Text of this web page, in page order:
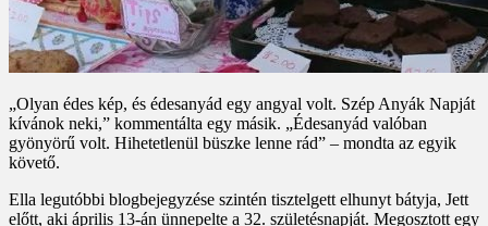
„Olyan édes kép, és édesanyád egy angyal volt. Szép Anyák Napját
kívánok neki,” kommentálta egy másik. „Édesanyád valóban
gyönyörű volt. Hihetetlenül büszke lenne rád” – mondta az egyik
követő.
Ella legutóbbi blogbejegyzése szintén tisztelgett elhunyt bátyja, Jett
előtt, aki április 13-án ünnepelte a 32. születésnapját. Megosztott egy